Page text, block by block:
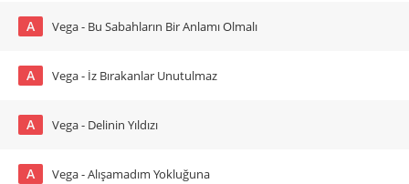
A Vega - Bu Sabahların Bir Anlamı Olmalı
A Vega - İz Bırakanlar Unutulmaz
A Vega - Delinin Yıldızı
A Vega - Alışamadım Yokluğuna